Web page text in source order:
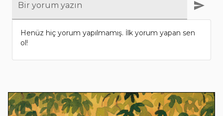
Bir yorum yazın
Henüz hiç yorum yapılmamış. İlk yorum yapan sen
ol!